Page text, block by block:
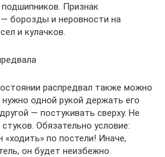
Признак
борозды и неровности на
и кулачков.
распредвал также можно
одной рукой держать его
— постукивать сверху. Не
Обязательно условие:
по постели! Иначе,
он будет неизбежно